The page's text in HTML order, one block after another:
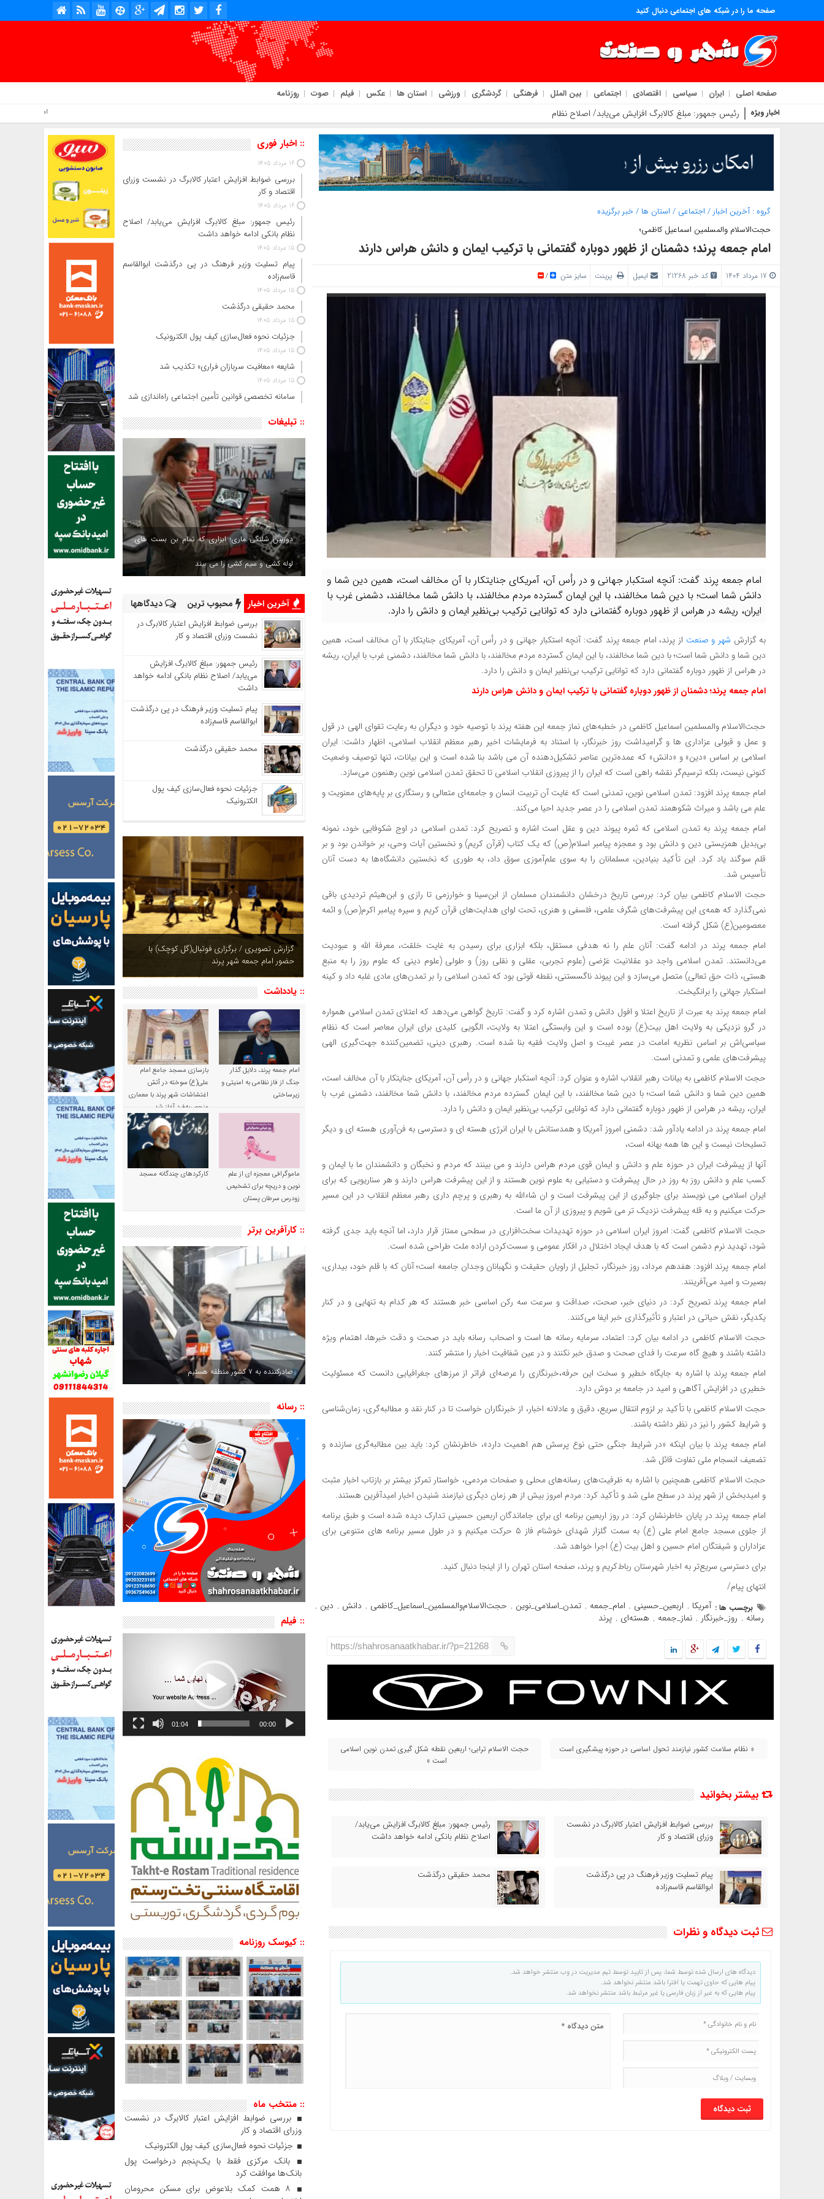
صفحه ما را در شبکه های اجتماعی دنبال کنید
صفحه اصلی ایران سیاسی اقتصادی اجتماعی بین الملل فرهنگی گردشگری ورزشی استان ها عکس فیلم صوت روزنامه
اخبار ویژه رئیس‌ جمهور: مبلغ کالابرگ افزایش می‌یابد/ اصلاح نظام بانکی ادامه خواهد داشت امروز : جمعه, ۱۶ مرداد , ۱۴۰۵ .::. برابر با : Friday, 7 August , 2026 .::. اخبار منتشر شده : 2 خبر
گروه :آخرین اخبار / اجتماعی / استان ها /خبر برگزیده
حجت‌الاسلام‌ والمسلمین اسماعیل کاظمی؛
امام جمعه پرند؛ دشمنان از ظهور دوباره گفتمانی با ترکیب ایمان و دانش هراس دارند
کد خبر 21268 ایمیل پرینت سایز متن /
امام جمعه پرند گفت: آنچه استکبار جهانی و در رأس آن، آمریکای جنایتکار با آن مخالف است، همین دین شما و
دانش شما است؛ با دین شما مخالفند، با این ایمان گسترده مردم مخالفند، با دانش شما مخالفند، دشمنی غرب با
ایران، ریشه در هراس از ظهور دوباره گفتمانی دارد که توانایی ترکیب بی‌نظیر ایمان و دانش را دارد.
به گزارش شهر و صنعت از پرند، امام جمعه پرند گفت: آنچه استکبار جهانی و در رأس آن، آمریکای جنایتکار با آن مخالف است، همین
دین شما و دانش شما است؛ با دین شما مخالفند، با این ایمان گسترده مردم مخالفند، با دانش شما مخالفند، دشمنی غرب با ایران، ریشه
در هراس از ظهور دوباره گفتمانی دارد که توانایی ترکیب بی‌نظیر ایمان و دانش را دارد.
امام جمعه پرند؛ دشمنان از ظهور دوباره گفتمانی با ترکیب ایمان و دانش هراس دارند
حجت‌الاسلام‌ والمسلمین اسماعیل کاظمی در خطبه‌های نماز جمعه این هفته پرند با توصیه خود و دیگران به رعایت تقوای الهی در قول
و عمل و قبولی عزاداری ها و گرامیداشت روز خبرنگار، با استناد به فرمایشات اخیر رهبر معظم انقلاب اسلامی، اظهار داشت: ایران
اسلامی بر اساس «دین» و «دانش» که عمده‌ترین عناصر تشکیل‌دهنده آن می باشد بنا شده است و این بیانات، تنها توصیف وضعیت
کنونی نیست، بلکه ترسیم‌گر نقشه راهی است که ایران را از پیروزی انقلاب اسلامی تا تحقق تمدن اسلامی نوین رهنمون می‌سازد.
امام جمعه پرند افزود: تمدن اسلامی نوین، تمدنی است که غایت آن تربیت انسان و جامعه‌ای متعالی و رستگاری بر پایه‌های معنویت و
علم می باشد و میراث شکوهمند تمدن اسلامی را در عصر جدید احیا می‌کند.
امام جمعه پرند به تمدن اسلامی که ثمره پیوند دین و عقل است اشاره و تصریح کرد: تمدن اسلامی در اوج شکوفایی خود، نمونه
بی‌بدیل همزیستی دین و دانش بود و معجزه پیامبر اسلام(ص) که یک کتاب (قرآن کریم) و نخستین آیات وحی، بر خواندن بود و بر
قلم سوگند یاد کرد. این تأکید بنیادین، مسلمانان را به سوی علم‌آموزی سوق داد، به طوری که نخستین دانشگاه‌ها به دست آنان
تأسیس شد.
حجت الاسلام کاظمی بیان کرد: بررسی تاریخ درخشان دانشمندان مسلمان از ابن‌سینا و خوارزمی تا رازی و ابن‌هیثم تردیدی باقی
نمی‌گذارد که همه‌ی این پیشرفت‌های شگرف علمی، فلسفی و هنری، تحت لوای هدایت‌های قرآن کریم و سیره پیامبر اکرم(ص) و ائمه
معصومین(ع) شکل گرفته است.
امام جمعه پرند در ادامه گفت: آنان علم را نه هدفی مستقل، بلکه ابزاری برای رسیدن به غایت خلقت، معرفة الله و عبودیت
می‌دانستند. تمدن اسلامی واجد دو عقلانیت عَرْضی (علوم تجربی، عقلی و نقلی روز) و طولی (علوم دینی که علوم روز را به منبع
هستی، ذات حق تعالی) متصل می‌سازد و این پیوند ناگسستنی، نقطه قوتی بود که تمدن اسلامی را بر تمدن‌های مادی غلبه داد و کینه
استکبار جهانی را برانگیخت.
امام جمعه پرند به عبرت از تاریخ اعتلا و افول دانش و تمدن اشاره کرد و گفت: تاریخ گواهی می‌دهد که اعتلای تمدن اسلامی همواره
در گرو نزدیکی به ولایت اهل بیت(ع) بوده است و این وابستگی اعتلا به ولایت، الگویی کلیدی برای ایران معاصر است که نظام
سیاسی‌اش بر اساس نظریه امامت در عصر غیبت و اصل ولایت فقیه بنا شده است. رهبری دینی، تضمین‌کننده جهت‌گیری الهی
پیشرفت‌های علمی و تمدنی است.
حجت الاسلام کاظمی به بیانات رهبر انقلاب اشاره و عنوان کرد: آنچه استکبار جهانی و در رأس آن، آمریکای جنایتکار با آن مخالف است،
همین دین شما و دانش شما است؛ با دین شما مخالفند، با این ایمان گسترده مردم مخالفند، با دانش شما مخالفند، دشمنی غرب با
ایران، ریشه در هراس از ظهور دوباره گفتمانی دارد که توانایی ترکیب بی‌نظیر ایمان و دانش را دارد.
امام جمعه پرند در ادامه یادآور شد: دشمنی امروز آمریکا و همدستانش با ایران انرژی هسته ای و دسترسی به فن‌آوری هسته ای و دیگر
تسلیحات نیست و این ها همه بهانه است،
آنها از پیشرفت ایران در حوزه علم و دانش و ایمان قوی مردم هراس دارند و می بینند که مردم و نخبگان و دانشمندان ما با ایمان و
کسب علم و دانش روز به روز در حال پیشرفت و دستیابی به علوم نوین هستند و از این پیشرفت هراس دارند و هر سناریویی که برای
ایران اسلامی می نویسند برای جلوگیری از این پیشرفت است و ان شاءالله به رهبری و پرچم داری رهبر معظم انقلاب در این مسیر
حرکت میکنیم و به قله پیشرفت نزدیک تر می شویم و پیروزی از آن ما است.
حجت الاسلام کاظمی گفت: امروز ایران اسلامی در حوزه تهدیدات سخت‌افزاری در سطحی ممتاز قرار دارد، اما آنچه باید جدی گرفته
شود، تهدید نرم دشمن است که با هدف ایجاد اختلال در افکار عمومی و سست‌کردن اراده ملت طراحی شده است.
امام جمعه پرند افزود: هفدهم مرداد، روز خبرنگار، تجلیل از راویان حقیقت و نگهبانان وجدان جامعه است؛ آنان که با قلم خود، بیداری،
بصیرت و امید می‌آفرینند.
امام جمعه پرند تصریح کرد: در دنیای خبر، صحت، صداقت و سرعت سه رکن اساسی خبر هستند که هر کدام به تنهایی و در کنار
یکدیگر، نقش حیاتی در اعتبار و تأثیرگذاری خبر ایفا می‌کنند.
حجت الاسلام کاظمی در ادامه بیان کرد: اعتماد، سرمایه رسانه ها است و اصحاب رسانه باید در صحت و دقت خبرها، اهتمام ویژه
داشته باشند و هیچ گاه سرعت را فدای صحت و صدق خبر نکنند و در عین شفافیت اخبار را منتشر کنند.
امام جمعه پرند با اشاره به جایگاه خطیر و سخت این حرفه،خبرنگاری را عرصه‌ای فراتر از مرزهای جغرافیایی دانست که مسئولیت
خطیری در افزایش آگاهی و امید در جامعه بر دوش دارد.
حجت الاسلام کاظمی با تأکید بر لزوم انتقال سریع، دقیق و عادلانه اخبار، از خبرنگاران خواست تا در کنار نقد و مطالبه‌گری، زمان‌شناسی
و شرایط کشور را نیز در نظر داشته باشند.
امام جمعه پرند با بیان اینکه «در شرایط جنگی حتی نوع پرسش هم اهمیت دارد»، خاطرنشان کرد: باید بین مطالبه‌گری سازنده و
تضعیف انسجام ملی تفاوت قائل شد.
حجت الاسلام کاظمی همچنین با اشاره به ظرفیت‌های رسانه‌های محلی و صفحات مردمی، خواستار تمرکز بیشتر بر بازتاب اخبار مثبت
و امیدبخش از شهر پرند در سطح ملی شد و تأکید کرد: مردم امروز بیش از هر زمان دیگری نیازمند شنیدن اخبار امیدآفرین هستند.
امام جمعه پرند در پایان خاطرنشان کرد: در روز اربعین برنامه ای برای جاماندگان اربعین حسینی تدارک دیده شده است و طبق برنامه
از جلوی مسجد جامع امام علی (ع) به سمت گلزار شهدای خوشنام فاز ۵ حرکت میکنیم و در طول مسیر برنامه های متنوعی برای
عزاداران و شیفتگان امام حسین و اهل بیت (ع) اجرا خواهد شد.
برای دسترسی سریع‌تر به اخبار شهرستان رباط‌کریم و پرند، صفحه استان تهران را از اینجا دنبال کنید.
انتهای پیام/
برچسب ها : آمریکا , اربعین_حسینی , امام_جمعه , تمدن_اسلامی_نوین , حجت‌الاسلام‌والمسلمین_اسماعیل_کاظمی , دانش , دین ,
رسانه , روز_خبرنگار , نماز_جمعه , هسته‌ای , پرند
https://shahrosanaatkhabar.ir/?p=21268
« نظام سلامت کشور نیازمند تحول اساسی در حوزه پیشگیری است
حجت الاسلام ترابی؛ اربعین نقطه شکل گیری تمدن نوین اسلامی
است »
بیشتر بخوانید
بررسی ضوابط افزایش اعتبار کالابرگ در نشست
وزرای اقتصاد و کار
رئیس‌ جمهور: مبلغ کالابرگ افزایش می‌یابد/
اصلاح نظام بانکی ادامه خواهد داشت
پیام تسلیت وزیر فرهنگ در پی درگذشت
ابوالقاسم قاسم‌زاده
محمد حقیقی درگذشت
ثبت دیدگاه و نظرات
دیدگاه های ارسال شده توسط شما، پس از تایید توسط تیم مدیریت در وب منتشر خواهد شد.
پیام هایی که حاوی تهمت یا افترا باشد منتشر نخواهد شد.
پیام هایی که به غیر از زبان فارسی یا غیر مرتبط باشد منتشر نخواهد شد.
:: اخبار فوری
16 مرداد 1405
بررسی ضوابط افزایش اعتبار کالابرگ در نشست وزرای
اقتصاد و کار
16 مرداد 1405
رئیس‌ جمهور: مبلغ کالابرگ افزایش می‌یابد/ اصلاح
نظام بانکی ادامه خواهد داشت
15 مرداد 1405
پیام تسلیت وزیر فرهنگ در پی درگذشت ابوالقاسم
قاسم‌زاده
15 مرداد 1405
محمد حقیقی درگذشت
15 مرداد 1405
جزئیات نحوه فعال‌سازی کیف پول الکترونیک
15 مرداد 1405
شایعه «معافیت سربازان فراری» تکذیب شد
15 مرداد 1405
سامانه تخصصی قوانین تأمین اجتماعی راه‌اندازی شد
:: تبلیغات
دوربین شلنگی ماری؛ ابزاری که تمام بن بست های
لوله کشی و سیم کشی را می بیند
آخرین اخبار محبوب ترین دیدگاهها
بررسی ضوابط افزایش اعتبار کالابرگ در
نشست وزرای اقتصاد و کار
رئیس‌ جمهور: مبلغ کالابرگ افزایش
می‌یابد/ اصلاح نظام بانکی ادامه خواهد
داشت
پیام تسلیت وزیر فرهنگ در پی درگذشت
ابوالقاسم قاسم‌زاده
محمد حقیقی درگذشت
جزئیات نحوه فعال‌سازی کیف پول
الکترونیک
چشم نوازی بوستان های شهر پرند در فصل بهار +
تصاویر
:: یادداشت
امام جمعه پرند، دلایل گذار
جنگ از فاز نظامی به امنیتی و
زیرساختی
بازسازی مسجد جامع امام
علی(ع) سوخته در آتش
اغتشاشات شهر پرند با معماری
منحصربه‌فرد آغاز شد
ماموگرافی معجزه ای از علم
نوین و دریچه برای تشخیص
زودرس سرطان پستان
کارکردهای چندگانه مسجد
:: کارآفرین برتر
صادرکننده به ۷ کشور منطقه هستیم
:: رسانه
:: فیلم
نمایشگر
00:00
01:04
:: کیوسک روزنامه
:: منتخب ماه
بررسی ضوابط افزایش اعتبار کالابرگ در نشست
وزرای اقتصاد و کار
جزئیات نحوه فعال‌سازی کیف پول الکترونیک
بانک مرکزی فقط با یک‌‎پنجم درخواست پول
بانک‌ها موافقت کرد
۸ همت کمک بلاعوض برای مسکن محرومان